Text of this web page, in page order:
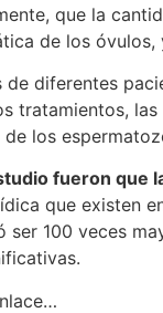
que la
de los
de diferentes
tratamientos,
de los
fueron que
que existen
ser 100 veces